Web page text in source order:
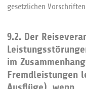
gesetzlichen
9.2. Der
im
Fremdleistungen